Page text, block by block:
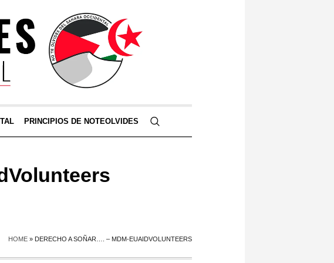
PRINCIPIOS DE NOTEOLVIDES
HOME » DERECHO A SOÑAR…. – MDM-EUAIDVOLUNTEERS